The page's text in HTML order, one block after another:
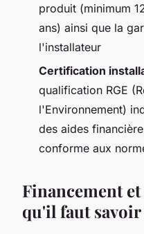
produit (minimum
ans) ainsi que la
l'installateur
Certification
qualification RGE
l'Environnement)
des aides
conforme aux
Financement
qu'il faut savoir